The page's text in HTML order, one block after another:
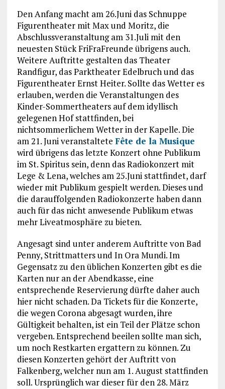
Den Anfang macht am 26.Juni das Schnuppe
Figurentheater mit Max und Moritz, die
Abschlussveranstaltung am 31.Juli mit den
neuesten Stück FriFraFreunde übrigens auch.
Weitere Auftritte gestalten das Theater
Randfigur, das Parktheater Edelbruch und das
Figurentheater Ernst Heiter. Sollte das Wetter es
erlauben, werden die Veranstaltungen des
Kinder-Sommertheaters auf dem idyllisch
gelegenen Hof stattfinden, bei
nichtsommerlichem Wetter in der Kapelle. Die
am 21. Juni veranstaltete Fête de la Musique
wird übrigens das letzte Konzert ohne Publikum
im St. Spiritus sein, denn das Radiokonzert mit
Lege & Lena, welches am 25.Juni stattfindet, darf
wieder mit Publikum gespielt werden. Dieses und
die darauffolgenden Radiokonzerte haben dann
auch für das nicht anwesende Publikum etwas
mehr Liveatmosphäre zu bieten.
Angesagt sind unter anderem Auftritte von Bad
Penny, Strittmatters und In Ora Mundi. Im
Gegensatz zu den üblichen Konzerten gibt es die
Karten nur an der Abendkasse, eine
entsprechende Reservierung dürfte daher auch
hier nicht schaden. Da Tickets für die Konzerte,
die wegen Corona abgesagt wurden, ihre
Gültigkeit behalten, ist ein Teil der Plätze schon
vergeben. Entsprechend beeilen sollte man sich,
um noch Restkarten ergattern zu können. Zu
diesen Konzerten gehört der Auftritt von
Falkenberg, welcher nun am 1. August stattfinden
soll. Ursprünglich war dieser für den 28. März